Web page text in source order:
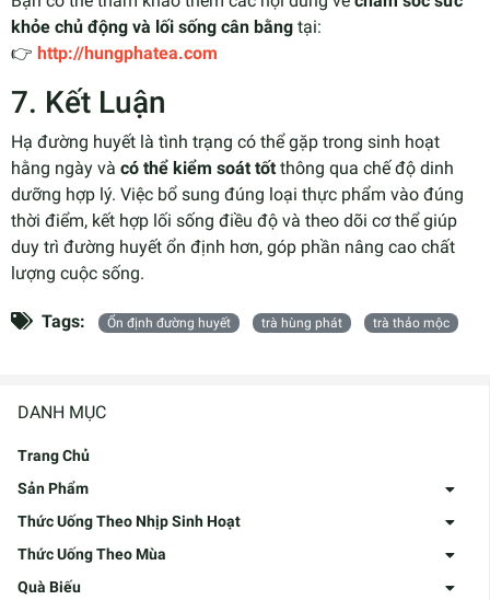
DANH MỤC
Trang Chủ
Sản Phẩm
Thức Uống Theo Nhịp Sinh Hoạt
Thức Uống Theo Mùa
Quà Biếu
khỏe chủ động và lối sống cân bằng tại:
👉 http://hungphatea.com
7. Kết Luận
Hạ đường huyết là tình trạng có thể gặp trong sinh hoạt
hằng ngày và có thể kiểm soát tốtthông qua chế độ dinh
dưỡng hợp lý. Việc bổ sung đúng loại thực phẩm vào đúng
thời điểm, kết hợp lối sống điều độ và theo dõi cơ thể giúp
duy trì đường huyết ổn định hơn, góp phần nâng cao chất
lượng cuộc sống.
Tags: Ổn định đường huyết trà hùng phát trà thảo mộc